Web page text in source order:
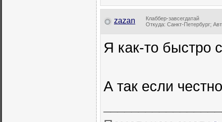
zazan
Клаббер-завсегдатай
Откуда: Санкт-Петербург;
Я как-то быстро
А так если